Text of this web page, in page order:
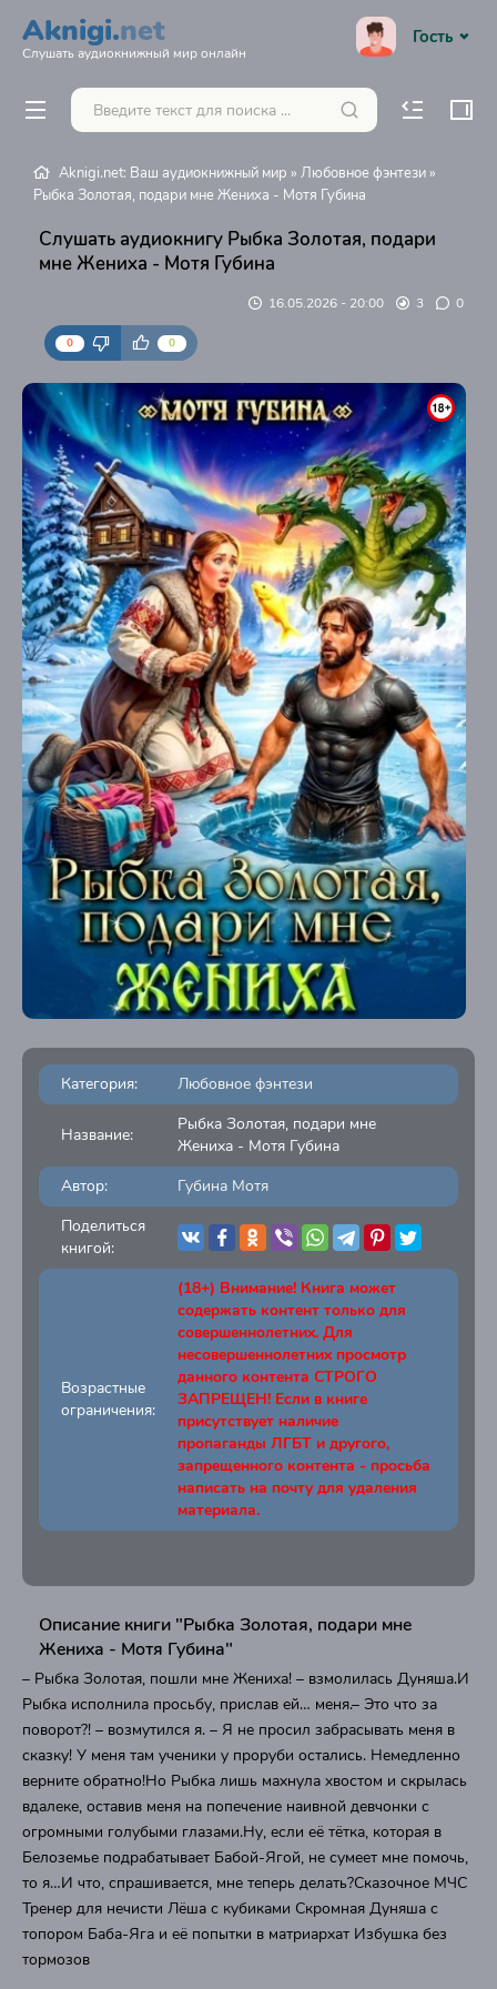
Aknigi.net
Слушать аудиокнижный мир онлайн
Гость
Aknigi.net: Ваш аудиокнижный мир » Любовное фэнтези »
Рыбка Золотая, подари мне Жениха - Мотя Губина
Слушать аудиокнигу Рыбка Золотая, подари
мне Жениха - Мотя Губина
16.05.2026 - 20:00 3 0
0 0
Категория: Любовное фэнтези
Название:
Рыбка Золотая, подари мне
Жениха - Мотя Губина
Автор:
Губина Мотя
Поделиться
книгой:
Возрастные
ограничения:
(18+) Внимание! Книга может
содержать контент только для
совершеннолетних. Для
несовершеннолетних просмотр
данного контента СТРОГО
ЗАПРЕЩЕН! Если в книге
присутствует наличие
пропаганды ЛГБТ и другого,
запрещенного контента - просьба
написать на почту для удаления
материала.
Описание книги "Рыбка Золотая, подари мне
Жениха - Мотя Губина"
– Рыбка Золотая, пошли мне Жениха! – взмолилась Дуняша.И
Рыбка исполнила просьбу, прислав ей… меня.– Это что за
поворот?! – возмутился я. – Я не просил забрасывать меня в
сказку! У меня там ученики у проруби остались. Немедленно
верните обратно!Но Рыбка лишь махнула хвостом и скрылась
вдалеке, оставив меня на попечение наивной девчонки с
огромными голубыми глазами.Ну, если её тётка, которая в
Белоземье подрабатывает Бабой-Ягой, не сумеет мне помочь,
то я…И что, спрашивается, мне теперь делать?Сказочное МЧС
Тренер для нечисти Лёша с кубиками Скромная Дуняша с
топором Баба-Яга и её попытки в матриархат Избушка без
тормозов